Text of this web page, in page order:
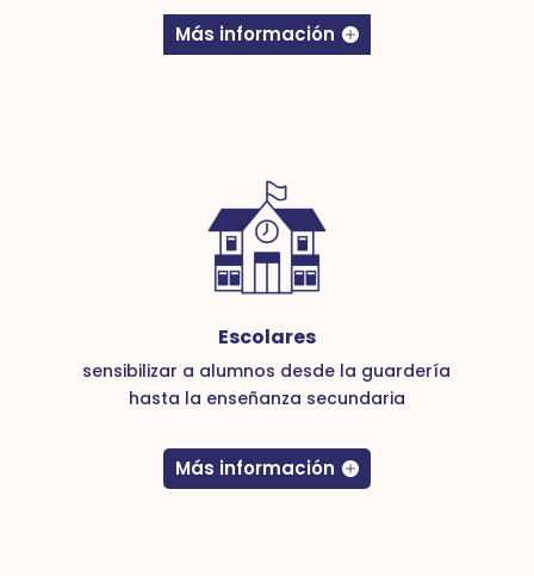
Más información
Escolares
sensibilizar a alumnos desde la guardería
hasta la enseñanza secundaria
Más información